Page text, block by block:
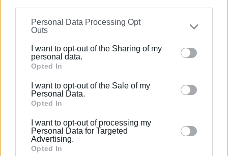
information may also be disclosed by us to third parties
on theIAB’s List of Downstream Participants
that may
further disclose it to other third parties.
Please note that this website/app uses one or more
Google services and may gather and store information
behaviour. You may click to grant or deny consent to
Google and its third-party tags to use your data for
section.
Personal Data Processing Opt
Outs
I want to opt-out of the Sharing of my
personal data.
Opted In
I want to opt-out of the Sale of my
Personal Data.
Opted In
I want to opt-out of processing my
Personal Data for Targeted
Advertising.
Opted In
Μη χαμηλώνεις το βλέμμα
Η προβολή των ταινιών θα πραγματοποιηθεί σύμφωνα
με τα ισχύοντα μέτρα προστασίας. Δεδομένου ότι η
απόσταση μεταξύ των θεατών δεν μπορεί να είναι
μικρότερη του 1,5 μέτρου, οι θέσεις δεν θα υπερβαίνουν
κοινό για την έγκαιρη προσέλευσή του, καθώς δεν
γίνεται κράτηση θέσεων.